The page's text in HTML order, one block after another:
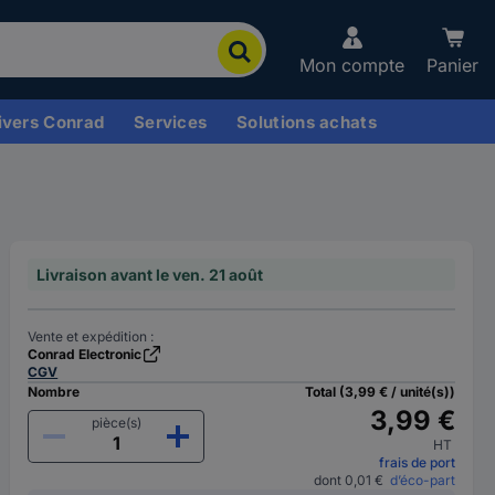
Mon compte Panier
Conrad Services Solutions achats
Livraison avant le ven. 21 août
Vente et expédition :
Conrad Electronic
CGV
Nombre
pièce(s)
Total (3,99 € / unité(s))
3,99 €
HT
frais de port
dont 0,01 € d’éco-part